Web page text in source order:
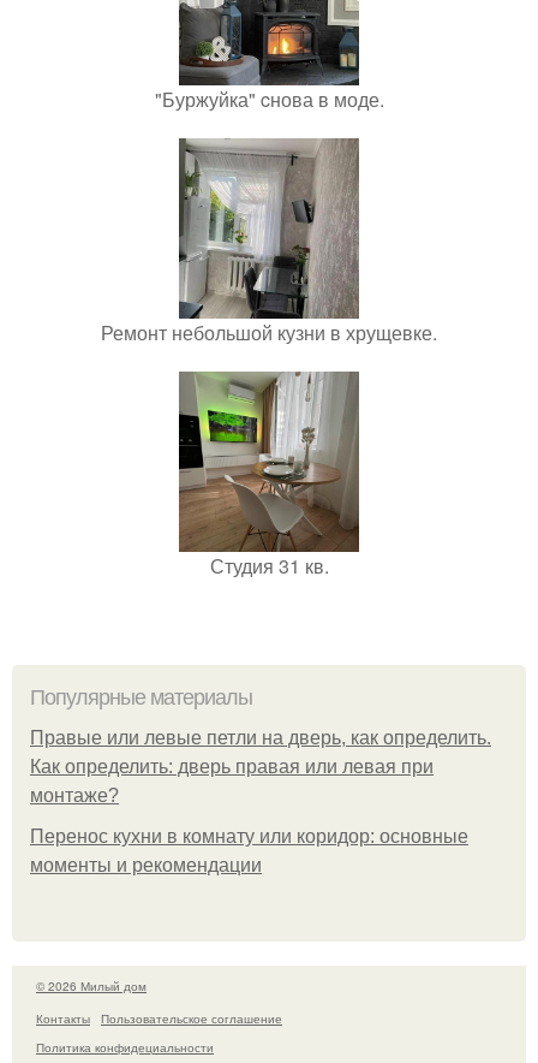
"Буржуйка" cнова в моде.
Ремонт небольшой кузни в хрущевке.
Студия 31 кв.
Популярные материалы
Правые или левые петли на дверь, как определить.
Как определить: дверь правая или левая при
монтаже?
Перенос кухни в комнату или коридор: основные
моменты и рекомендации
© 2026 Милый дом
Контакты
Пользовательское соглашение
Политика конфидециальности